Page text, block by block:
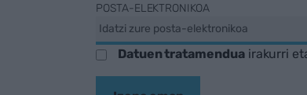
POSTA-ELEKTRONIKOA
Datuen tratamenduairakurri